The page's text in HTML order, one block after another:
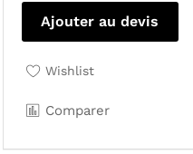
Ajouter au devis
Wishlist
Comparer